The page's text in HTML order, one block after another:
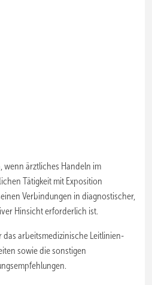
wenn ärztliches Handeln im
Tätigkeit mit Exposition
Verbindungen in diagnostischer,
Hinsicht erforderlich ist.
das arbeitsmedizinische Leitlinien-
sowie die sonstigen